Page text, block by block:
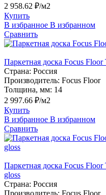
2 958.62 ₽/м2
Купить
В избранное В избранном
Сравнить
Паркетная доска Focus
Страна: Россия
Производитель: Focus Floor
Толщина, мм: 14
2 997.66 ₽/м2
Купить
В избранное В избранном
Сравнить
Паркетная доска Focus
gloss
Страна: Россия
Производитель: Focus Floor